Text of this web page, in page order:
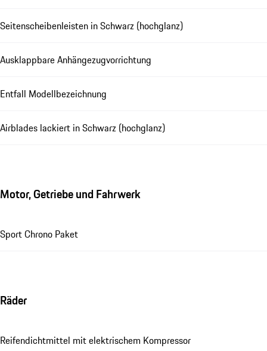
Seitenscheibenleisten in Schwarz (hochglanz)
Ausklappbare Anhängezugvorrichtung
Entfall Modellbezeichnung
Airblades lackiert in Schwarz (hochglanz)
Motor, Getriebe und Fahrwerk
Sport Chrono Paket
Räder
Reifendichtmittel mit elektrischem Kompressor